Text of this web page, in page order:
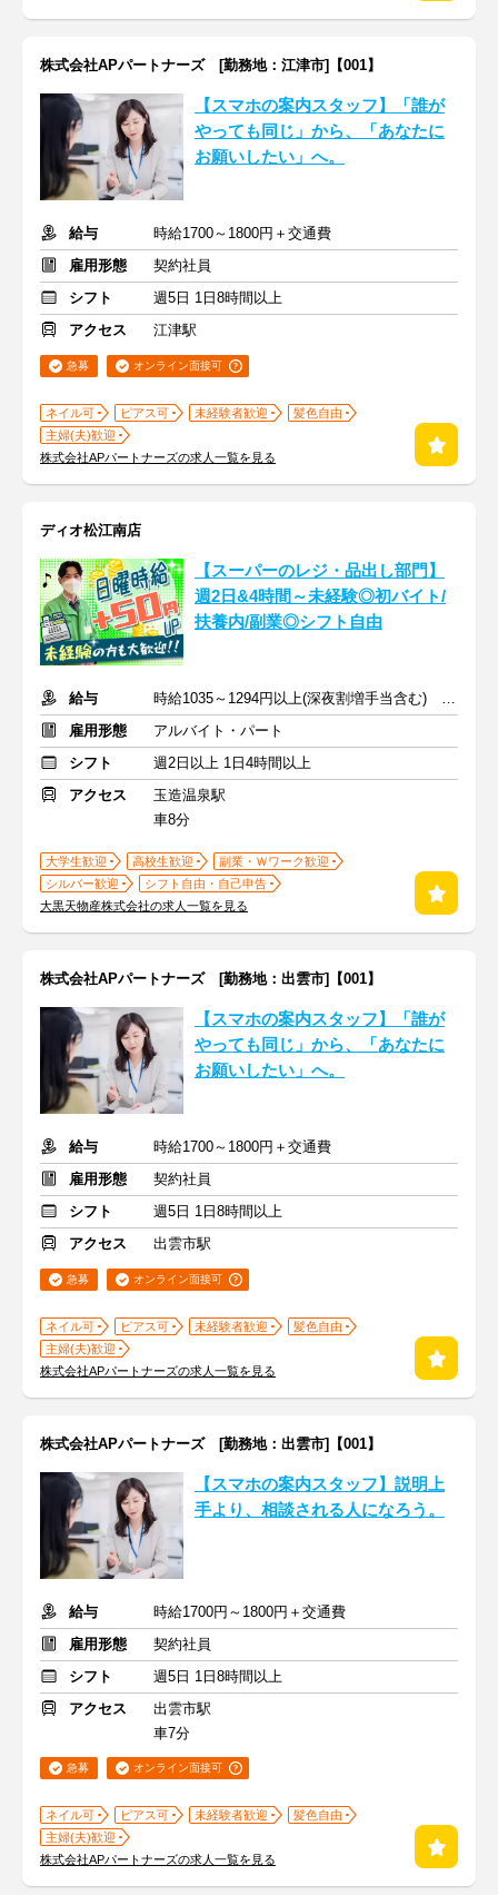
株式会社APパートナーズ [勤務地：江津市]【001】
【スマホの案内スタッフ】「誰が
やっても同じ」から、「あなたに
お願いしたい」へ。
給与
時給1700～1800円＋交通費
雇用形態
契約社員
シフト
週5日 1日8時間以上
アクセス
江津駅
急募 オンライン面接可
ネイル可 ピアス可 未経験者歓迎
髪色自由
主婦(夫)歓迎
株式会社APパートナーズの求人一覧を見る
ディオ松江南店
【スーパーのレジ・品出し部門】
週2日&4時間～未経験◎初バイト/
扶養内/副業◎シフト自由
給与
時給1035～1294円以上(深夜割増手当含む) ※日曜日は時給＋50円
雇用形態
アルバイト・パート
シフト
週2日以上 1日4時間以上
アクセス
玉造温泉駅
車8分
大学生歓迎 高校生歓迎
副業・Ｗワーク歓迎
シルバー歓迎
シフト自由・自己申告
大黒天物産株式会社の求人一覧を見る
株式会社APパートナーズ [勤務地：出雲市]【001】
【スマホの案内スタッフ】「誰が
やっても同じ」から、「あなたに
お願いしたい」へ。
給与
時給1700～1800円＋交通費
雇用形態
契約社員
シフト
週5日 1日8時間以上
アクセス
出雲市駅
急募 オンライン面接可
ネイル可 ピアス可 未経験者歓迎
髪色自由
主婦(夫)歓迎
株式会社APパートナーズの求人一覧を見る
株式会社APパートナーズ [勤務地：出雲市]【001】
【スマホの案内スタッフ】説明上
手より、相談される人になろう。
給与
時給1700円～1800円＋交通費
雇用形態
契約社員
シフト
週5日 1日8時間以上
アクセス
出雲市駅
車7分
急募 オンライン面接可
ネイル可 ピアス可 未経験者歓迎
髪色自由
主婦(夫)歓迎
株式会社APパートナーズの求人一覧を見る